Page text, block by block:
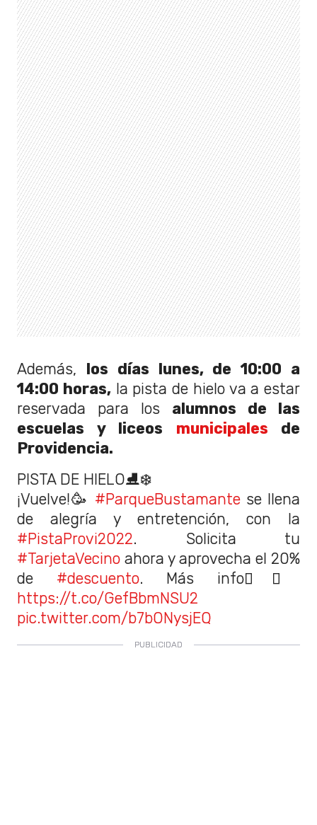
Además, los días lunes, de 10:00 a
14:00 horas,la pista de hielo va a estar
reservada para los alumnos de las
escuelas y liceos municipales de
Providencia.
PISTA DE HIELO⛸❄️
¡Vuelve!🥳 #ParqueBustamantese llena
de alegría y entretención, con la
#PistaProvi2022. Solicita tu
#TarjetaVecino ahora y aprovecha el 20%
de #descuento. Más info👉🏽
https://t.co/GefBbmNSU2
pic.twitter.com/b7bONysjEQ